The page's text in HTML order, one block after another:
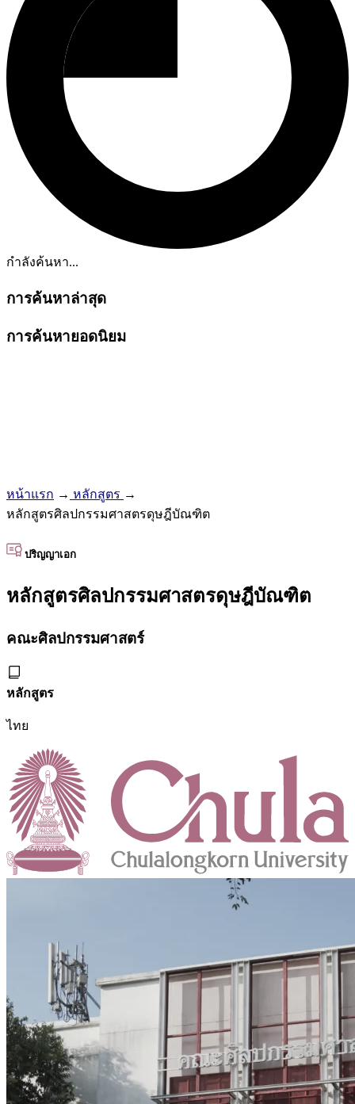
กำลังค้นหา...
การค้นหาล่าสุด
การค้นหายอดนิยม
หน้าแรก → หลักสูตร →
หลักสูตรศิลปกรรมศาสตรดุษฎีบัณฑิต
ปริญญาเอก
หลักสูตรศิลปกรรมศาสตรดุษฎีบัณฑิต
คณะศิลปกรรมศาสตร์
หลักสูตร
ไทย